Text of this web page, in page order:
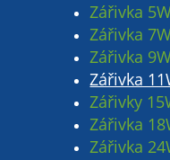
Zářivka
Zářivka
Zářivka
Zářivka
Zářivky
Zářivka
Zářivka